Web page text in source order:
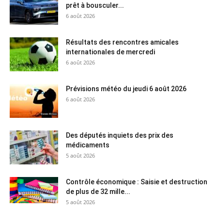
prêt à bousculer...
6 août 2026
Résultats des rencontres amicales
internationales de mercredi
6 août 2026
Prévisions météo du jeudi 6 août 2026
6 août 2026
Des députés inquiets des prix des
médicaments
5 août 2026
Contrôle économique : Saisie et destruction
de plus de 32 mille...
5 août 2026